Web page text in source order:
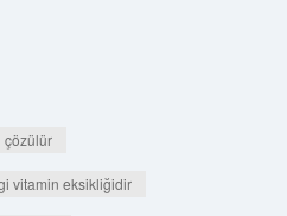
çözülür
vitamin eksikliğidir